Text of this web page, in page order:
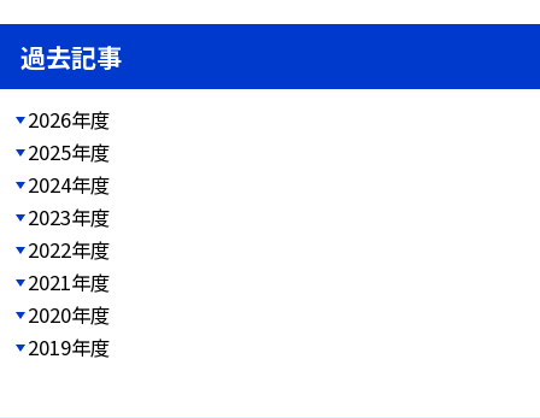
過去記事
2026年度
2025年度
2024年度
2023年度
2022年度
2021年度
2020年度
2019年度